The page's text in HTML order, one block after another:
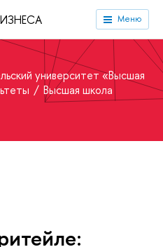
Меню
университет «Высшая
Высшая школа